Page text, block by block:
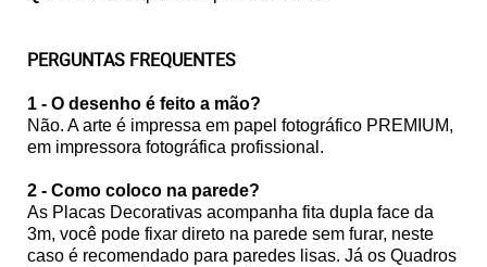
PERGUNTAS FREQUENTES
1 - O desenho é feito a mão?
Não. A arte é impressa em papel fotográfico PREMIUM,
em impressora fotográfica profissional.
2 - Como coloco na parede?
As Placas Decorativas acompanha fita dupla face da
3m, você pode fixar direto na parede sem furar, neste
caso é recomendado para paredes lisas. Já os Quadros